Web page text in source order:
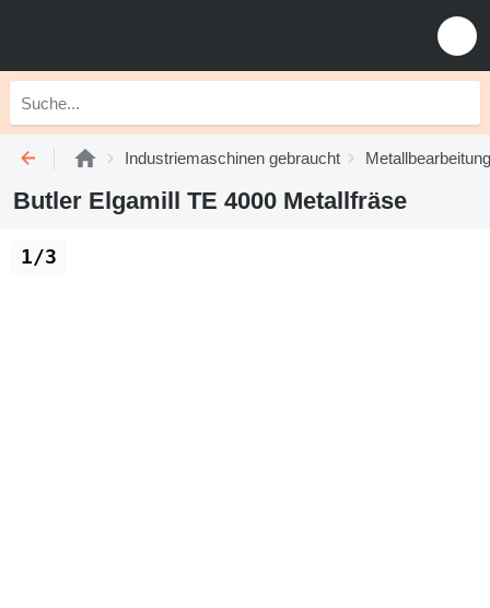
Industriemaschinen gebraucht
Butler Elgamill TE 4000 Metallfräse
1/3